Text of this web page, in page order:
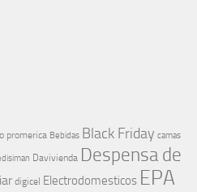
promerica Bebidas Black Friday camas
Davivienda Despensa de
digicel Electrodomesticos EPA